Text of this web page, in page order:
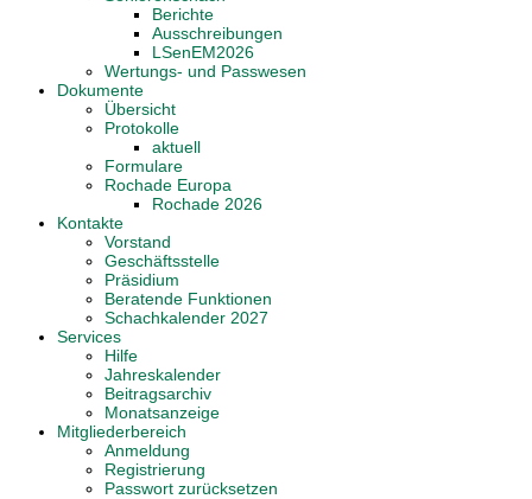
Berichte
Ausschreibungen
LSenEM2026
Wertungs- und Passwesen
Dokumente
Übersicht
Protokolle
aktuell
Formulare
Rochade Europa
Rochade 2026
Kontakte
Vorstand
Geschäftsstelle
Präsidium
Beratende Funktionen
Schachkalender 2027
Services
Hilfe
Jahreskalender
Beitragsarchiv
Monatsanzeige
Mitgliederbereich
Anmeldung
Registrierung
Passwort zurücksetzen